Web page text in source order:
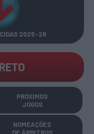
2025-26
PRÓXIMOS
JOGOS
NOMEAÇÕES